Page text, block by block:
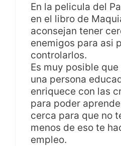
En la pelicula del
en el libro de
aconsejan tener
enemigos para asi
controlarlos.
Es muy posible
una persona
enriquece con las
para poder
cerca para que no
menos de eso te
empleo.